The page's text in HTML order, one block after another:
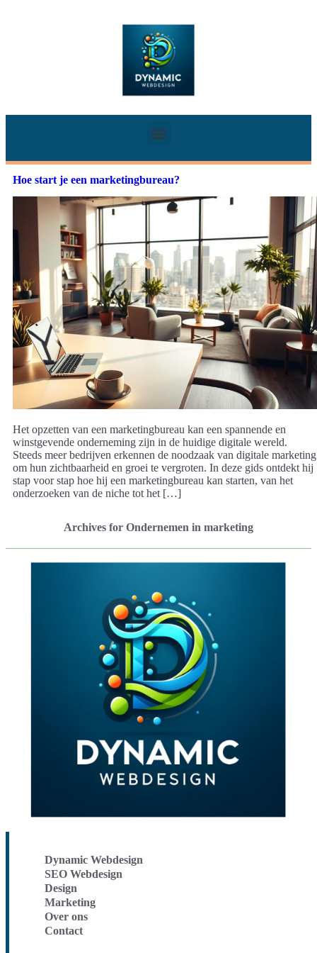
Hoe start je een marketingbureau?
Het opzetten van een marketingbureau kan een spannende en
winstgevende onderneming zijn in de huidige digitale wereld.
Steeds meer bedrijven erkennen de noodzaak van digitale marketing
om hun zichtbaarheid en groei te vergroten. In deze gids ontdekt hij
stap voor stap hoe hij een marketingbureau kan starten, van het
onderzoeken van de niche tot het […]
Archives for Ondernemen in marketing
Dynamic Webdesign
SEO Webdesign
Design
Marketing
Over ons
Contact